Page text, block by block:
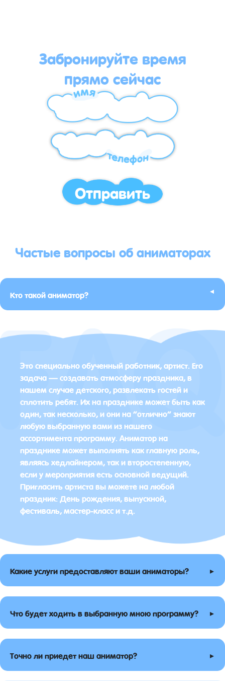
Забронируйте время
прямо сейчас
Отправить
Частые вопросы об аниматорах
Кто такой аниматор? ▸
Это специально обученный работник, артист. Его
задача — создавать атмосферу праздника, в
нашем случае детского, развлекать гостей и
сплотить ребят. Их на празднике может быть как
один, так несколько, и они на “отлично” знают
любую выбранную вами из нашего
ассортимента программу. Аниматор на
празднике может выполнять как главную роль,
являясь хедлайнером, так и второстепенную,
если у мероприятия есть основной ведущий.
Пригласить артиста вы можете на любой
праздник: День рождения, выпускной,
фестиваль, мастер-класс и т.д.
Какие услуги предоставляют ваши аниматоры? ▸
Что будет ходить в выбранную мною программу? ▸
Точно ли приедет наш аниматор? ▸